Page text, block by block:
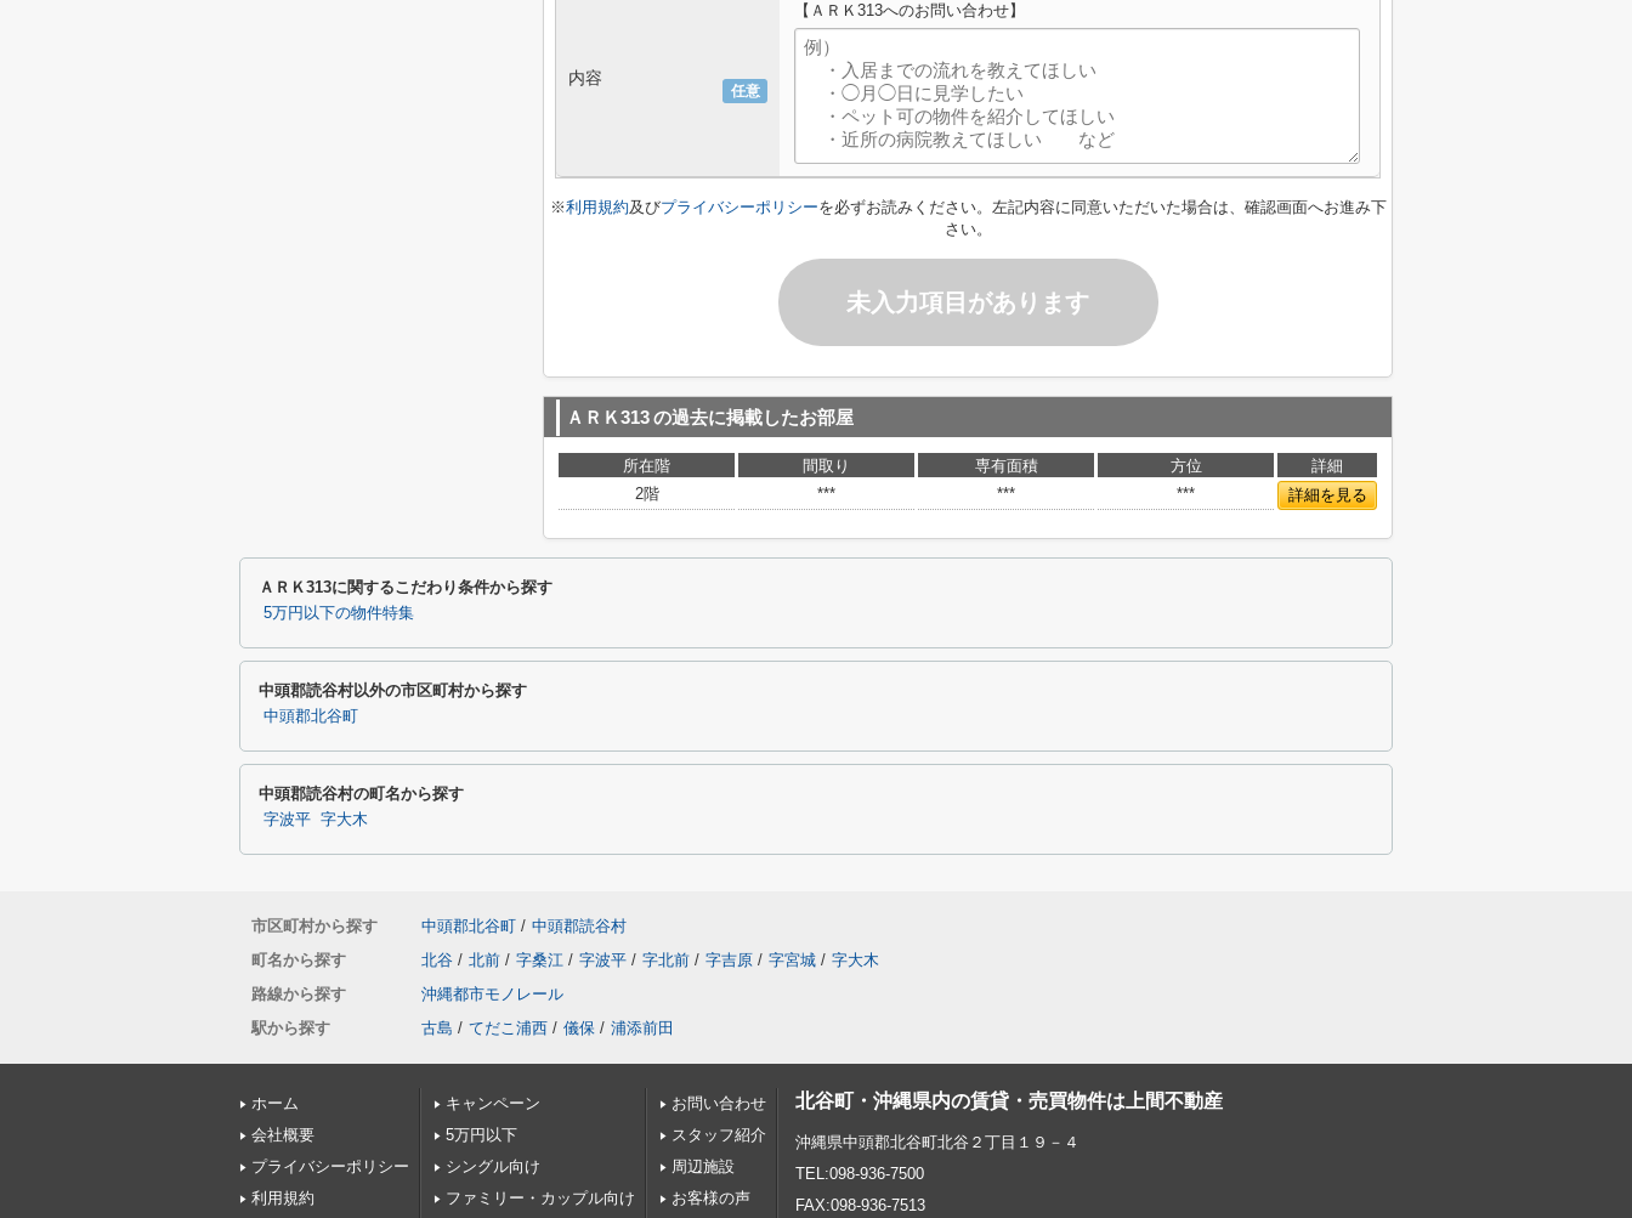
任意
内容
【ＡＲＫ313へのお問い合わせ】
※利用規約及びプライバシーポリシーを必ずお読みください。左記内容に同意いただいた場合は、確認画面へお進み下
さい。
未入力項目があります
ＡＲＫ313の過去に掲載したお部屋
所在階 間取り 専有面積 方位
詳細
2階
*** *** *** 詳細を見る
ＡＲＫ313に関するこだわり条件から探す
5万円以下の物件特集
中頭郡読谷村以外の市区町村から探す
中頭郡北谷町
中頭郡読谷村の町名から探す
字波平 字大木
市区町村から探す 中頭郡北谷町 / 中頭郡読谷村
町名から探す
北谷 / 北前 / 字桑江 / 字波平 / 字北前 / 字吉原 / 字宮城 / 字大木
路線から探す
沖縄都市モノレール
駅から探す
古島 / てだこ浦西 / 儀保 / 浦添前田
ホーム
会社概要
プライバシーポリシー
利用規約
キャンペーン
5万円以下
シングル向け
ファミリー・カップル向け
お問い合わせ
スタッフ紹介
周辺施設
お客様の声
北谷町・沖縄県内の賃貸・売買物件は上間不動産
沖縄県中頭郡北谷町北谷２丁目１９－４
TEL:098-936-7500
FAX:098-936-7513